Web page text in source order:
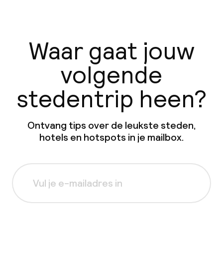
Waar gaat jouw
volgende
stedentrip heen?
Ontvang tips over de leukste steden,
hotels en hotspots in je mailbox.